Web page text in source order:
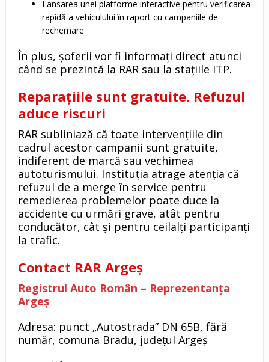
Lansarea unei platforme interactive pentru verificarea
rapidă a vehiculului în raport cu campaniile de
rechemare
În plus, șoferii vor fi informați direct atunci
când se prezintă la RAR sau la stațiile ITP.
Reparațiile sunt gratuite. Refuzul
aduce riscuri
RAR subliniază că toate intervențiile din
cadrul acestor campanii sunt gratuite,
indiferent de marcă sau vechimea
autoturismului. Instituția atrage atenția că
refuzul de a merge în service pentru
remedierea problemelor poate duce la
accidente cu urmări grave, atât pentru
conducător, cât și pentru ceilalți participanți
la trafic.
Contact RAR Argeș
Registrul Auto Român – Reprezentanța
Argeș
Adresa: punct „Autostrada” DN 65B, fără
număr, comuna Bradu, județul Argeș